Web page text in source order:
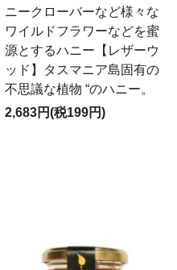
ニークローバーなど様々な
ワイルドフラワーなどを蜜
源とするハニー【レザーウ
ッド】タスマニア島固有の
不思議な植物 “のハニー。
2,683円(税199円)